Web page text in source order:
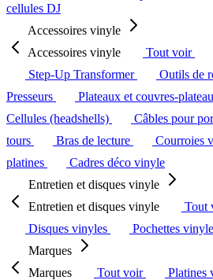
cellules DJ
Accessoires vinyle
Accessoires vinyle
Tout voir
Step-Up Transformer
Outils de
Presseurs
Plateaux et couvres-
Cellules (headshells)
Câbles pour
tours
Bras de lecture Courroies
platines
Cadres déco vinyle
Entretien et disques vinyle
Entretien et disques vinyle
Tout
Disques vinyles
Pochettes vinyle
Marques
Marques
Tout voir Platines